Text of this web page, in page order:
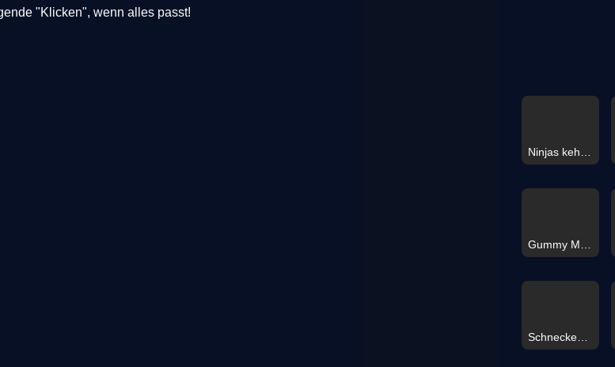
"Klicken", wenn alles passt!
Schnecken-Panzer